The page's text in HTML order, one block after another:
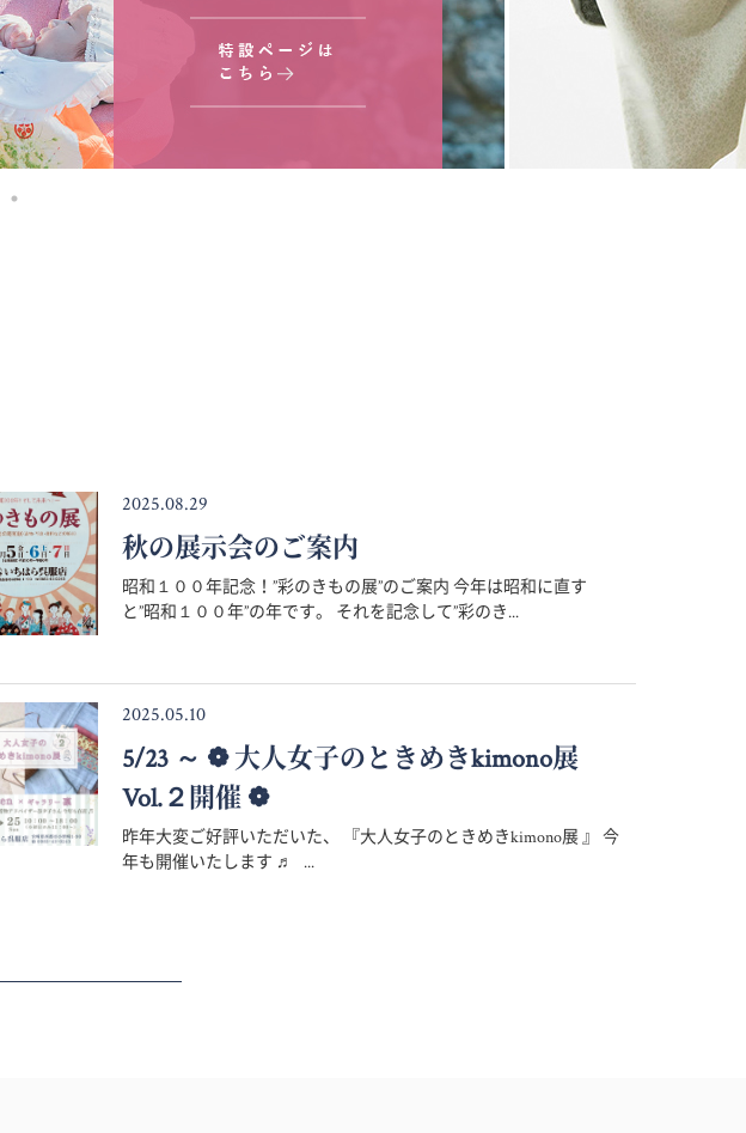
2025.08.29
秋の展示会のご案内
昭和１００年記念！”彩のきもの展”のご案内 今年は昭和に直す
と”昭和１００年”の年です。 それを記念して”彩のき...
2025.05.10
5/23 ～ ❁ 大人女子のときめきkimono展
Vol.２開催 ❁
昨年大変ご好評いただいた、 『大人女子のときめきkimono展 』 今
年も開催いたします ♬ ...